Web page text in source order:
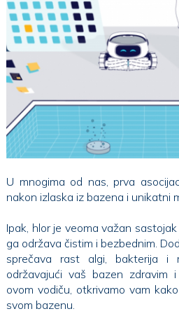
U mnogima od nas, prva
nakon izlaska iz bazena i unikatni
Ipak, hlor je veoma važan
ga održava čistim i bezbednim.
sprečava rast algi, bakterija i
održavajući vaš bazen zdravim
ovom vodiču, otkrivamo vam
svom bazenu.